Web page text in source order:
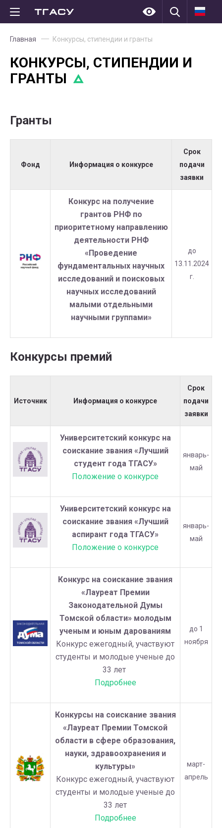
Главная Конкурсы, стипендии и гранты
КОНКУРСЫ, СТИПЕНДИИ И
ГРАНТЫ
Гранты
Фонд Информация о конкурсе
Срок
подачи
заявки
Конкурс на получение
грантов РНФ по
приоритетному направлению
деятельности РНФ
«Проведение
фундаментальных научных
исследований и поисковых
научных исследований
малыми отдельными
научными группами»
до
13.11.2024
г.
Конкурсы премий
Источник Информация о конкурсе
Срок
подачи
заявки
Университетский конкурс на
соискание звания «Лучший
студент года ТГАСУ»
Положение о конкурсе
январь-
май
Университетский конкурс на
соискание звания «Лучший
аспирант года ТГАСУ»
Положение о конкурсе
январь-
май
Конкурс на соискание звания
«Лауреат Премии
Законодательной Думы
Томской области» молодым
ученым и юным дарованиям
Конкурс ежегодный, участвуют
студенты и молодые ученые до
33 лет
Подробнее
до 1
ноября
Конкурсы на соискание звания
«Лауреат Премии Томской
области в сфере образования,
науки, здравоохранения и
культуры»
Конкурс ежегодный, участвуют
студенты и молодые ученые до
33 лет
Подробнее
март-
апрель